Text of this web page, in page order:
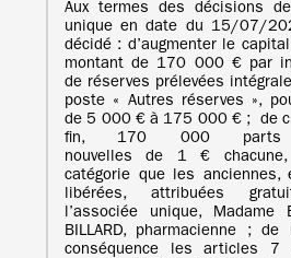
Aux termes des décisions
unique en date du 15/07/
décidé : d’augmenter le
montant de 170 000 € par
de réserves prélevées
poste « Autres réserves »,
de 5 000 € à 175 000 € ; de
fin, 170 000 parts
nouvelles de 1 €
catégorie que les anciennes,
libérées, attribuées
l’associée unique, Madame
BILLARD, pharmacienne ; de
conséquence les articles 7 «